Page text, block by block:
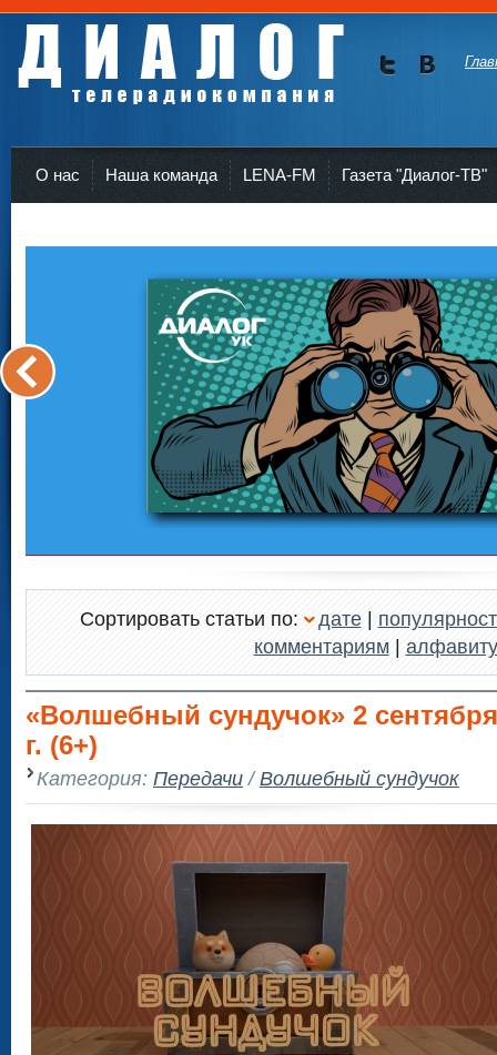
О нас Наша команда LENA-FM Газета "Диалог-ТВ"
Сортировать статьи по: дате|
комментариям| алфавиту
«Волшебный сундучок» 2
г. (6+)
Категория: Передачи/Волшебный сундучок